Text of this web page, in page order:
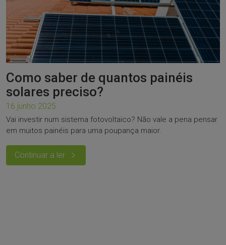
Como saber de quantos painéis
solares preciso?
16 junho 2025
Vai investir num sistema fotovoltaico? Não vale a pena pensar
em muitos painéis para uma poupança maior.
Continuar a ler